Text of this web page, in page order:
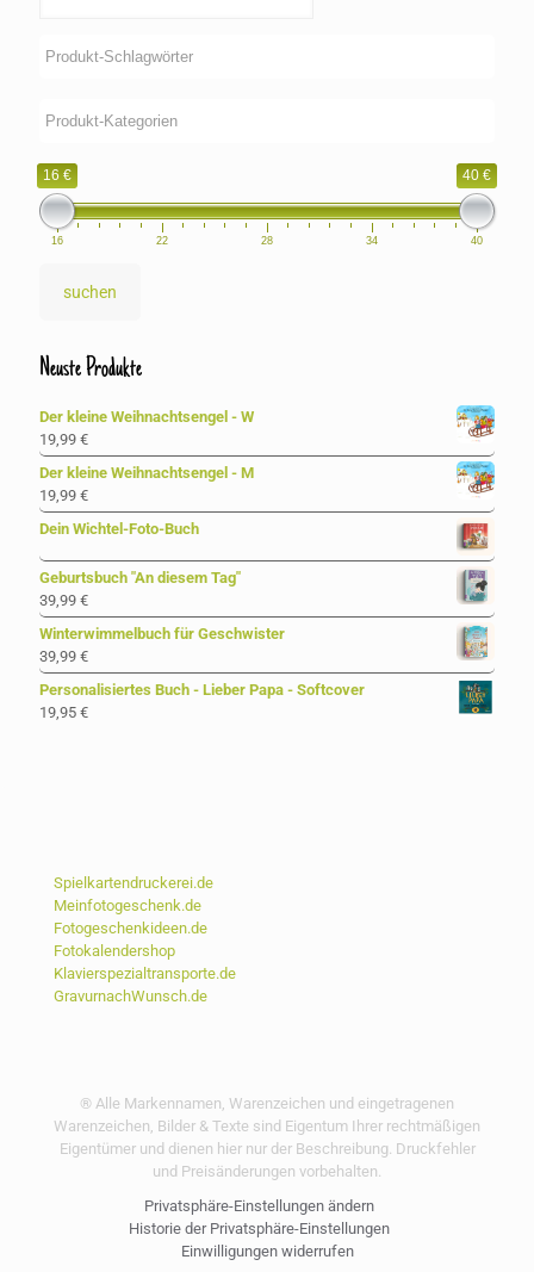
16 € 40 €
16 22 28 34 40
suchen
Neuste Produkte
Der kleine Weihnachtsengel - W
19,99 €
Der kleine Weihnachtsengel - M
19,99 €
Dein Wichtel-Foto-Buch
Geburtsbuch "An diesem Tag"
39,99 €
Winterwimmelbuch für Geschwister
39,99 €
Personalisiertes Buch - Lieber Papa - Softcover
19,95 €
Spielkartendruckerei.de
Meinfotogeschenk.de
Fotogeschenkideen.de
Fotokalendershop
Klavierspezialtransporte.de
GravurnachWunsch.de
® Alle Markennamen, Warenzeichen und eingetragenen
Warenzeichen, Bilder & Texte sind Eigentum Ihrer rechtmäßigen
Eigentümer und dienen hier nur der Beschreibung. Druckfehler
und Preisänderungen vorbehalten.
Privatsphäre-Einstellungen ändern
Historie der Privatsphäre-Einstellungen
Einwilligungen widerrufen